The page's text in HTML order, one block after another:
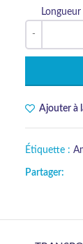
Ajouter à
Étiquette :
Partager: